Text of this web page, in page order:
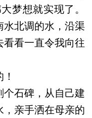
梦想就实现了。
北调的水，沿渠
看一直令我向往
石碑，从自己建
亲手洒在母亲的